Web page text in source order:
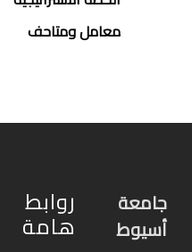
معامل ومتاحف
جامعة
أسيوط
روابط
هامة